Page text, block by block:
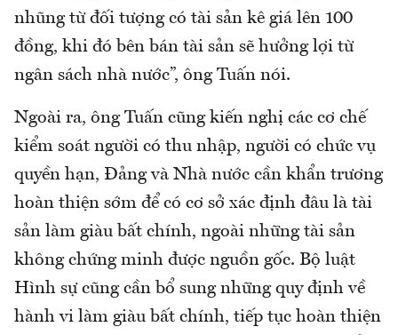
nhũng từ đối tượng có tài sản kê giá lên 100
đồng, khi đó bên bán tài sản sẽ hưởng lợi từ
ngân sách nhà nước”, ông Tuấn nói.
Ngoài ra, ông Tuấn cũng kiến nghị các cơ chế
kiểm soát người có thu nhập, người có chức vụ
quyền hạn, Đảng và Nhà nước cần khẩn trương
hoàn thiện sớm để có cơ sở xác định đâu là tài
sản làm giàu bất chính, ngoài những tài sản
không chứng minh được nguồn gốc. Bộ luật
Hình sự cũng cần bổ sung những quy định về
hành vi làm giàu bất chính, tiếp tục hoàn thiện